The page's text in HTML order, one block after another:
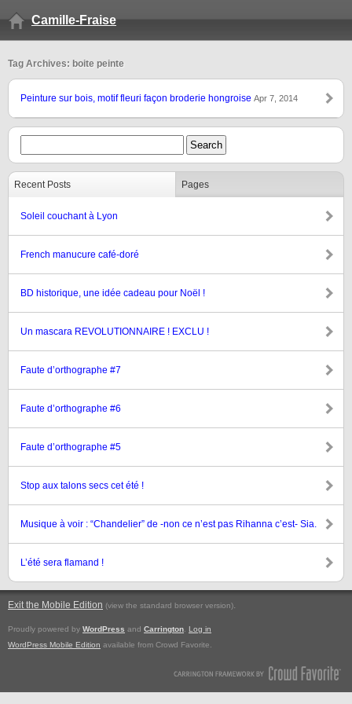
Camille-Fraise
Tag Archives: boite peinte
Peinture sur bois, motif fleuri façon broderie hongroise Apr 7, 2014
Recent Posts Pages
Soleil couchant à Lyon
French manucure café-doré
BD historique, une idée cadeau pour Noël !
Un mascara REVOLUTIONNAIRE ! EXCLU !
Faute d’orthographe #7
Faute d’orthographe #6
Faute d’orthographe #5
Stop aux talons secs cet été !
Musique à voir : “Chandelier” de -non ce n’est pas Rihanna c’est- Sia.
L’été sera flamand !
Exit the Mobile Edition (view the standard browser version).
Proudly powered by WordPress and Carrington
Log in
WordPress Mobile Edition available from Crowd Favorite.